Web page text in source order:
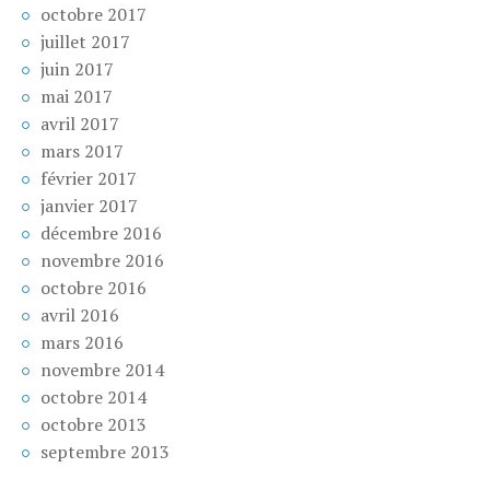
octobre 2017
juillet 2017
juin 2017
mai 2017
avril 2017
mars 2017
février 2017
janvier 2017
décembre 2016
novembre 2016
octobre 2016
avril 2016
mars 2016
novembre 2014
octobre 2014
octobre 2013
septembre 2013